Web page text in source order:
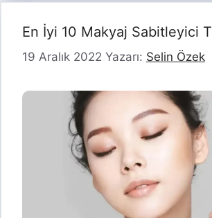
En İyi 10 Makyaj Sabitleyici
19 Aralık 2022 Yazarı: Selin Özek